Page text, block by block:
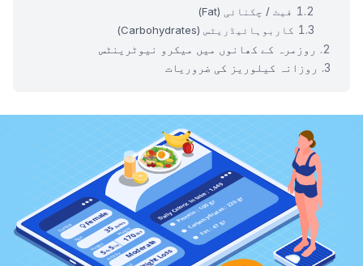
فیٹ / چکنائی (Fat)
کاربوہائیڈریٹس (Carbohydrates)
روزمرہ کے کھانوں میں میکرو نیوٹرینٹس
روزانہ کیلوریز کی ضروریات